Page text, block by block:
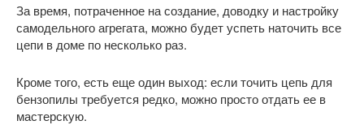
За время, потраченное на создание, доводку и настройку
самодельного агрегата, можно будет успеть наточить все
цепи в доме по несколько раз.
Кроме того, есть еще один выход: если точить цепь для
бензопилы требуется редко, можно просто отдать ее в
мастерскую.